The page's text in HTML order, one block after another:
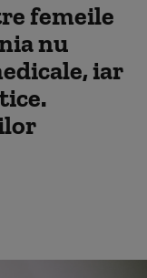
femeile
nu
iar